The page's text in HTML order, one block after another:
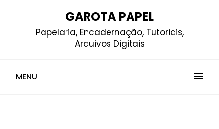
GAROTA PAPEL
Papelaria, Encadernação, Tutoriais,
Arquivos Digitais
MENU